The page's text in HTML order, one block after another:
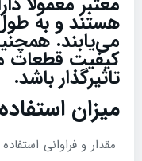
هستند و به
می‌یابند.
کیفیت قطعات
تاثیرگذار باشد.
میزان
مقدار و فراوانی